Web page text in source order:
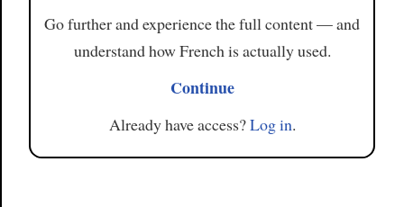
Go further and experience the full content — and
understand how French is actually used.
Continue
Already have access?Log in.